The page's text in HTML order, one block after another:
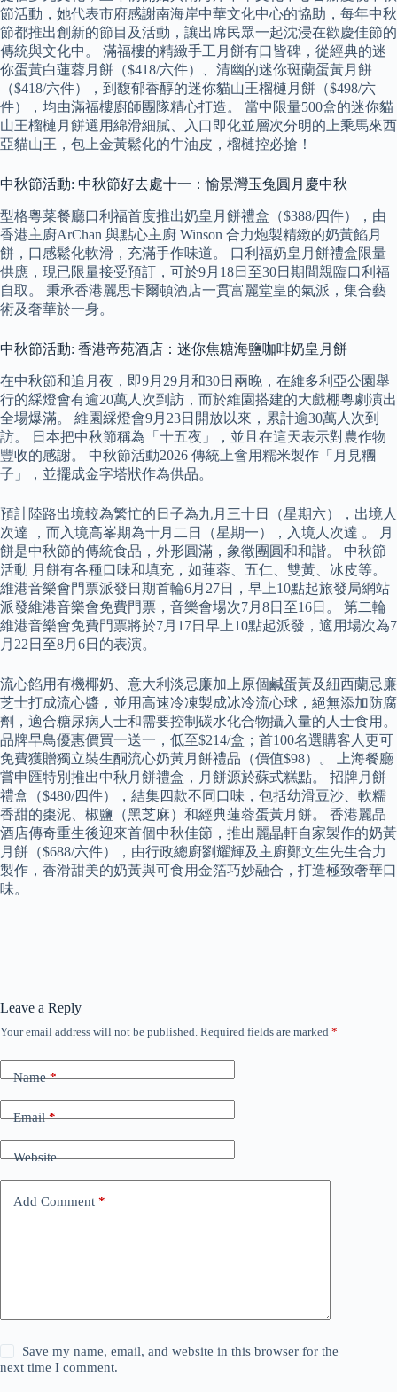
節活動，她代表市府感謝南海岸中華文化中心的協助，每年中秋
節都推出創新的節目及活動，讓出席民眾一起沈浸在歡慶佳節的
傳統與文化中。 滿福樓的精緻手工月餅有口皆碑，從經典的迷
你蛋黃白蓮蓉月餅（$418/六件）、清幽的迷你斑蘭蛋黃月餅
（$418/六件），到馥郁香醇的迷你貓山王榴槤月餅（$498/六
件），均由滿福樓廚師團隊精心打造。 當中限量500盒的迷你貓
山王榴槤月餅選用綿滑細膩、入口即化並層次分明的上乘馬來西
亞貓山王，包上金黃鬆化的牛油皮，榴槤控必搶！
中秋節活動: 中秋節好去處十一：愉景灣玉兔圓月慶中秋
型格粵菜餐廳口利福首度推出奶皇月餅禮盒（$388/四件），由
香港主廚ArChan 與點心主廚 Winson 合力炮製精緻的奶黃餡月
餅，口感鬆化軟滑，充滿手作味道。 口利福奶皇月餅禮盒限量
供應，現已限量接受預訂，可於9月18日至30日期間親臨口利福
自取。 秉承香港麗思卡爾頓酒店一貫富麗堂皇的氣派，集合藝
術及奢華於一身。
中秋節活動: 香港帝苑酒店：迷你焦糖海鹽咖啡奶皇月餅
在中秋節和追月夜，即9月29月和30日兩晚，在維多利亞公園舉
行的綵燈會有逾20萬人次到訪，而於維園搭建的大戲棚粵劇演出
全場爆滿。 維園綵燈會9月23日開放以來，累計逾30萬人次到
訪。 日本把中秋節稱為「十五夜」，並且在這天表示對農作物
豐收的感謝。 中秋節活動2026 傳統上會用糯米製作「月見糰
子」，並擺成金字塔狀作為供品。
預計陸路出境較為繁忙的日子為九月三十日（星期六），出境人
次達 ，而入境高峯期為十月二日（星期一），入境人次達 。 月
餅是中秋節的傳統食品，外形圓滿，象徵團圓和和諧。 中秋節
活動 月餅有各種口味和填充，如蓮蓉、五仁、雙黃、冰皮等。
維港音樂會門票派發日期首輪6月27日，早上10點起旅發局網站
派發維港音樂會免費門票，音樂會場次7月8日至16日。 第二輪
維港音樂會免費門票將於7月17日早上10點起派發，適用場次為7
月22日至8月6日的表演。
流心餡用有機椰奶、意大利淡忌廉加上原個鹹蛋黃及紐西蘭忌廉
芝士打成流心醬，並用高速冷凍製成冰冷流心球，絕無添加防腐
劑，適合糖尿病人士和需要控制碳水化合物攝入量的人士食用。
品牌早鳥優惠價買一送一，低至$214/盒；首100名選購客人更可
免費獲贈獨立裝生酮流心奶黃月餅禮品（價值$98）。 上海餐廳
嘗申匯特別推出中秋月餅禮盒，月餅源於蘇式糕點。 招牌月餅
禮盒（$480/四件），結集四款不同口味，包括幼滑豆沙、軟糯
香甜的棗泥、椒鹽（黑芝麻）和經典蓮蓉蛋黃月餅。 香港麗晶
酒店傳奇重生後迎來首個中秋佳節，推出麗晶軒自家製作的奶黃
月餅（$688/六件），由行政總廚劉耀輝及主廚鄭文生先生合力
製作，香滑甜美的奶黃與可食用金箔巧妙融合，打造極致奢華口
味。
Leave a Reply
Your email address will not be published. Required fields are marked *
Name*
Email*
Website
Add Comment *
Save my name, email, and website in this browser for the
next time I comment.